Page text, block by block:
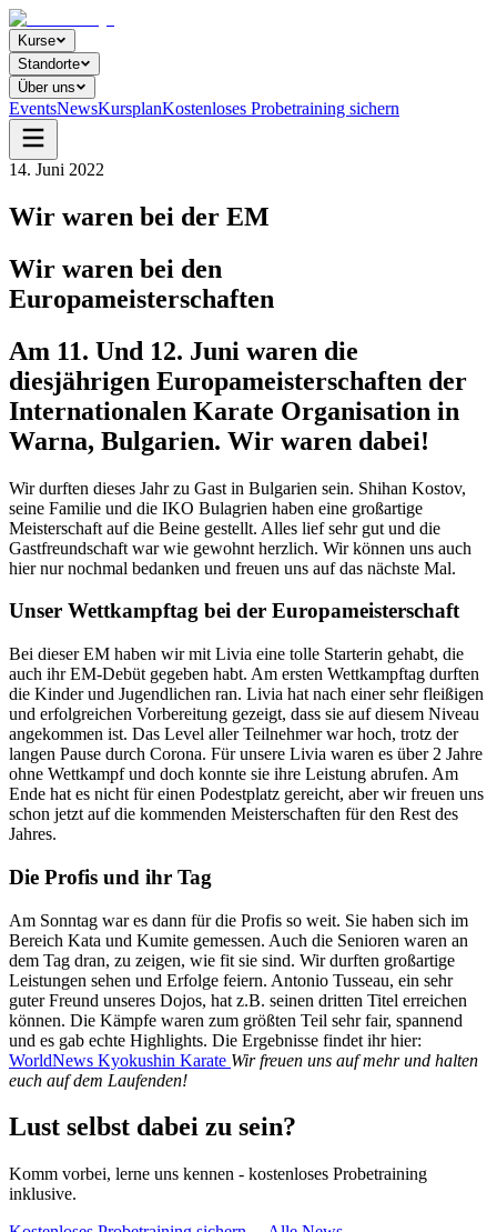
Kurse
Standorte
Über uns
EventsNewsKursplanKostenloses Probetraining sichern
14. Juni 2022
Wir waren bei der EM
Wir waren bei den
Europameisterschaften
Am 11. Und 12. Juni waren die
diesjährigen Europameisterschaften der
Internationalen Karate Organisation in
Warna, Bulgarien. Wir waren dabei!
Wir durften dieses Jahr zu Gast in Bulgarien sein. Shihan Kostov,
seine Familie und die IKO Bulagrien haben eine großartige
Meisterschaft auf die Beine gestellt. Alles lief sehr gut und die
Gastfreundschaft war wie gewohnt herzlich. Wir können uns auch
hier nur nochmal bedanken und freuen uns auf das nächste Mal.
Unser Wettkampftag bei der Europameisterschaft
Bei dieser EM haben wir mit Livia eine tolle Starterin gehabt, die
auch ihr EM-Debüt gegeben habt. Am ersten Wettkampftag durften
die Kinder und Jugendlichen ran. Livia hat nach einer sehr fleißigen
und erfolgreichen Vorbereitung gezeigt, dass sie auf diesem Niveau
angekommen ist. Das Level aller Teilnehmer war hoch, trotz der
langen Pause durch Corona. Für unsere Livia waren es über 2 Jahre
ohne Wettkampf und doch konnte sie ihre Leistung abrufen. Am
Ende hat es nicht für einen Podestplatz gereicht, aber wir freuen uns
schon jetzt auf die kommenden Meisterschaften für den Rest des
Jahres.
Die Profis und ihr Tag
Am Sonntag war es dann für die Profis so weit. Sie haben sich im
Bereich Kata und Kumite gemessen. Auch die Senioren waren an
dem Tag dran, zu zeigen, wie fit sie sind. Wir durften großartige
Leistungen sehen und Erfolge feiern. Antonio Tusseau, ein sehr
guter Freund unseres Dojos, hat z.B. seinen dritten Titel erreichen
können. Die Kämpfe waren zum größten Teil sehr fair, spannend
und es gab echte Highlights. Die Ergebnisse findet ihr hier:
WorldNews Kyokushin Karate Wir freuen uns auf mehr und halten
euch auf dem Laufenden!
Lust selbst dabei zu sein?
Komm vorbei, lerne uns kennen - kostenloses Probetraining
inklusive.